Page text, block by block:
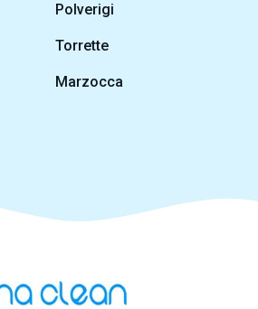
Polverigi
Torrette
Marzocca